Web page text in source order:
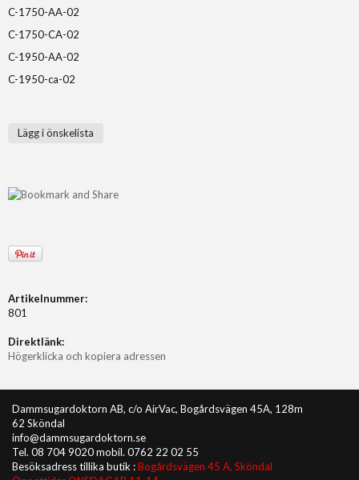
C-1750-AA-02
C-1750-CA-02
C-1950-AA-02
C-1950-ca-02
Lägg i önskelista
Artikelnummer:
801
Direktlänk:
Högerklicka och kopiera adressen
Dammsugardoktorn AB, c/o AirVac, Bogårdsvägen 45A, 128m
62 Sköndal
info@dammsugardoktorn.se
Tel. 08 704 9020 mobil. 0762 22 02 55
Besöksadress tillika butik :Bogårdsvägen 45 A, Sköndal